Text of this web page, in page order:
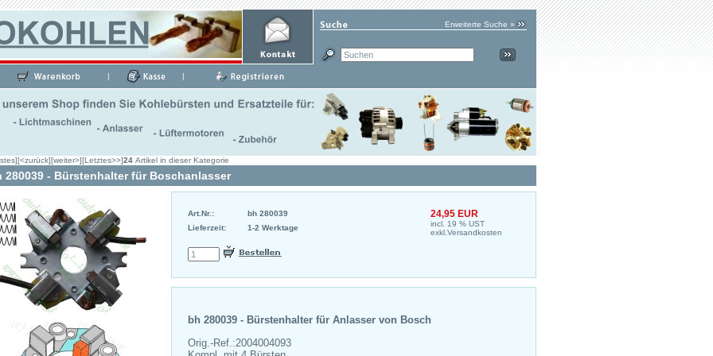
Erweiterte Suche »
| |
[<zurück][weiter>][Letztes>>]24 Artikel in dieser Kategorie
280039 - Bürstenhalter für Boschanlasser
Art.Nr.: bh 280039 24,95 EUR
Lieferzeit: 1-2 Werktage
incl. 19 % UST
exkl. Versandkosten
bh 280039 - Bürstenhalter für Anlasser von Bosch
Orig.-Ref.:2004004093